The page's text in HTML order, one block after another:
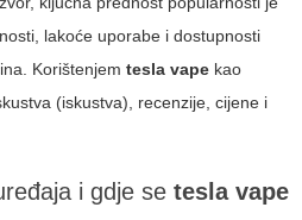
lakoće uporabe i dostupnosti
Korištenjem tesla vape kao
(iskustva), recenzije, cijene i
i gdje se tesla vape